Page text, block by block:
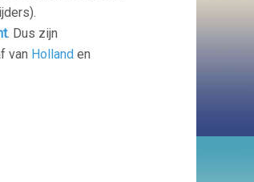
. Dus zijn
van Holland en